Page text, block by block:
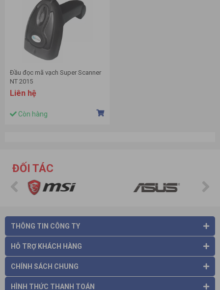
Đầu đọc mã vạch Super Scanner
NT 2015
Liên hệ
Còn hàng
ĐỐI TÁC
THÔNG TIN CÔNG TY
HỖ TRỢ KHÁCH HÀNG
CHÍNH SÁCH CHUNG
HÌNH THỨC THANH TOÁN